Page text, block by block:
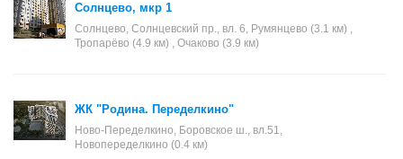
Солнцево, мкр 1
Солнцево, Солнцевский пр., вл. 6, Румянцево (3.1 км) ,
Тропарёво (4.9 км) , Очаково (3.9 км)
ЖК "Родина. Переделкино"
Ново-Переделкино, Боровское ш., вл.51,
Новопеределкино (0.4 км)